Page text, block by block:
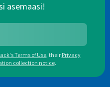
asemaasi!
Terms of Use, their Privacy
collection notice.